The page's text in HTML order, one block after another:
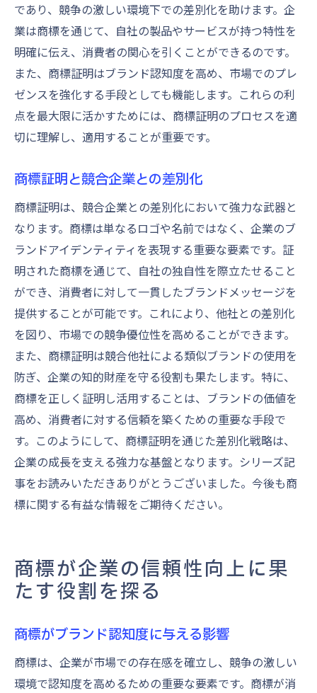
であり、競争の激しい環境下での差別化を助けます。企
業は商標を通じて、自社の製品やサービスが持つ特性を
明確に伝え、消費者の関心を引くことができるのです。
また、商標証明はブランド認知度を高め、市場でのプレ
ゼンスを強化する手段としても機能します。これらの利
点を最大限に活かすためには、商標証明のプロセスを適
切に理解し、適用することが重要です。
商標証明と競合企業との差別化
商標証明は、競合企業との差別化において強力な武器と
なります。商標は単なるロゴや名前ではなく、企業のブ
ランドアイデンティティを表現する重要な要素です。証
明された商標を通じて、自社の独自性を際立たせること
ができ、消費者に対して一貫したブランドメッセージを
提供することが可能です。これにより、他社との差別化
を図り、市場での競争優位性を高めることができます。
また、商標証明は競合他社による類似ブランドの使用を
防ぎ、企業の知的財産を守る役割も果たします。特に、
商標を正しく証明し活用することは、ブランドの価値を
高め、消費者に対する信頼を築くための重要な手段で
す。このようにして、商標証明を通じた差別化戦略は、
企業の成長を支える強力な基盤となります。シリーズ記
事をお読みいただきありがとうございました。今後も商
標に関する有益な情報をご期待ください。
商標が企業の信頼性向上に果
たす役割を探る
商標がブランド認知度に与える影響
商標は、企業が市場での存在感を確立し、競争の激しい
環境で認知度を高めるための重要な要素です。商標が消